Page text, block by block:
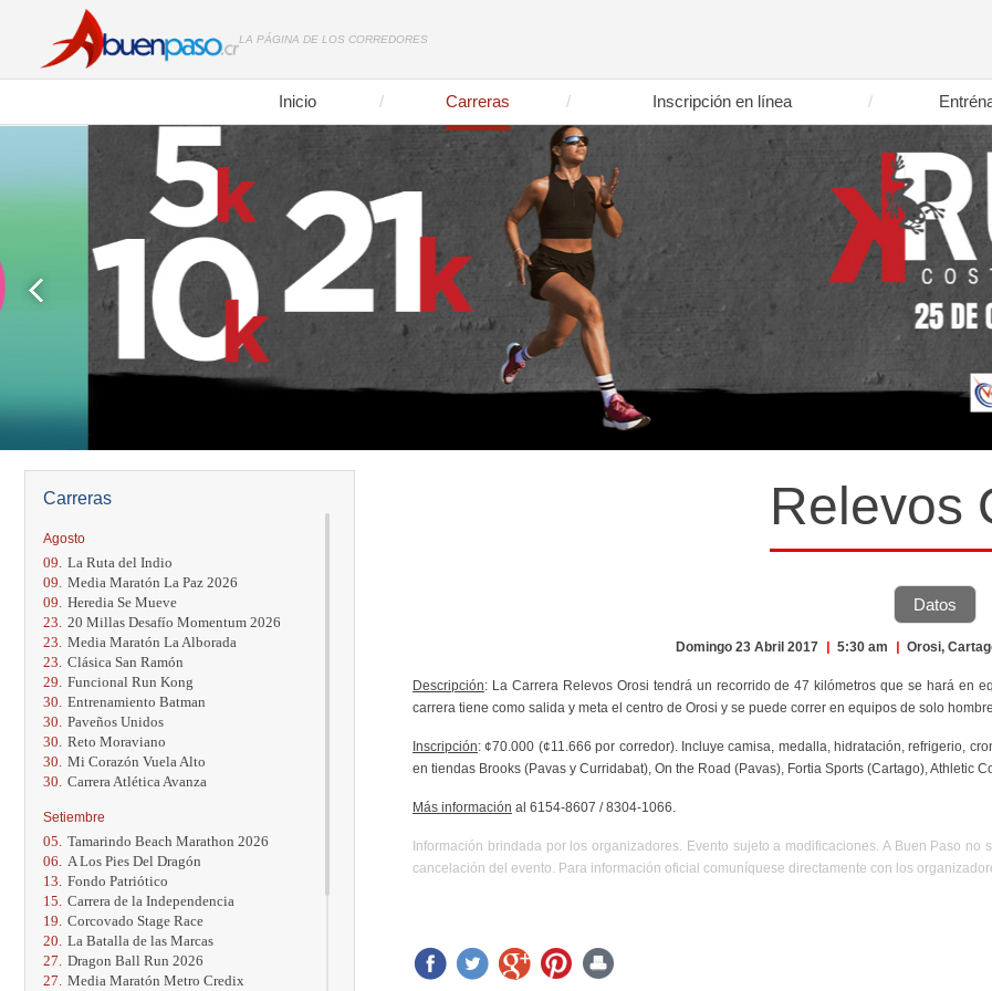
LA PÁGINA DE LOS CORREDORES
Inicio Carreras Inscripción en línea
Carreras
Agosto
09. La Ruta del Indio
09. Media Maratón La Paz 2026
09. Heredia Se Mueve
23. 20 Millas Desafío Momentum 2026
23. Media Maratón La Alborada
23. Clásica San Ramón
29. Funcional Run Kong
30. Entrenamiento Batman
30. Paveños Unidos
30. Reto Moraviano
30. Mi Corazón Vuela Alto
30. Carrera Atlética Avanza
Setiembre
05. Tamarindo Beach Marathon 2026
06.
A Los Pies Del Dragón
13. Fondo Patriótico
15. Carrera de la Independencia
19. Corcovado Stage Race
20. La Batalla de las Marcas
27. Dragon Ball Run 2026
27. Media Maratón Metro Credix
Relevos
Datos
Domingo 23 Abril 2017 | 5:30 am | Orosi,
Descripción: La Carrera Relevos Orosi tendrá un recorrido de 47 kilómetros que se hará en
carrera tiene como salida y meta el centro de Orosi y se puede correr en equipos de solo
Inscripción: ¢70.000 (¢11.666 por corredor). Incluye camisa, medalla, hidratación, refrigerio,
en tiendas Brooks (Pavas y Curridabat), On the Road (Pavas), Fortia Sports (Cartago), Athletic
Más información al 6154-8607 / 8304-1066.
Información brindada por los organizadores. Evento sujeto a modificaciones. A Buen Paso
cancelación del evento. Para información oficial comuníquese directamente con los